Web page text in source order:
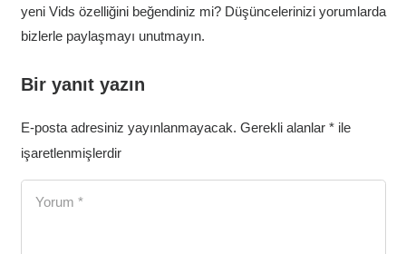
yeni Vids özelliğini beğendiniz mi? Düşüncelerinizi yorumlarda
bizlerle paylaşmayı unutmayın.
Bir yanıt yazın
E-posta adresiniz yayınlanmayacak. Gerekli alanlar *ile
işaretlenmişlerdir